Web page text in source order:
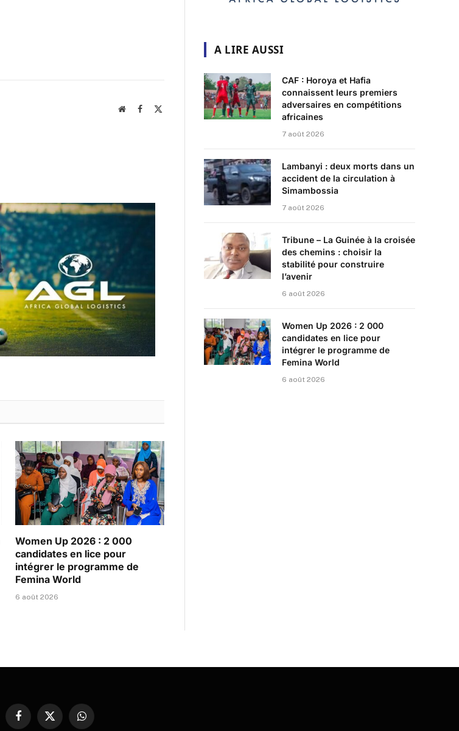
WebsiteFacebook
Women Up 2026 : 2 000
candidates en lice pour
intégrer le programme de
Femina World
6 août 2026
A LIRE AUSSI
CAF : Horoya et Hafia
connaissent leurs premiers
adversaires en compétitions
africaines
7 août 2026
Lambanyi : deux morts dans un
accident de la circulation à
Simambossia
7 août 2026
Tribune – La Guinée à la croisée
des chemins : choisir la
stabilité pour construire
l’avenir
6 août 2026
Women Up 2026 : 2 000
candidates en lice pour
intégrer le programme de
Femina World
6 août 2026
FacebookX
WhatsApp